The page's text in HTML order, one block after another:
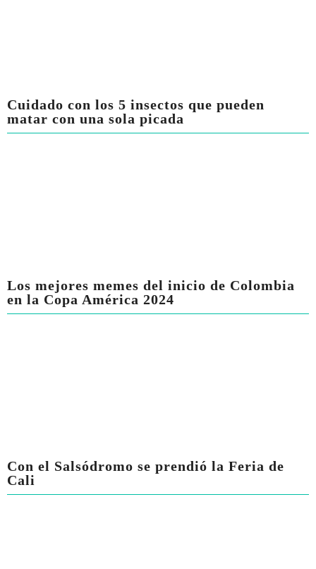
Cuidado con los 5 insectos que pueden
matar con una sola picada
Los mejores memes del inicio de Colombia
en la Copa América 2024
Con el Salsódromo se prendió la Feria de
Cali